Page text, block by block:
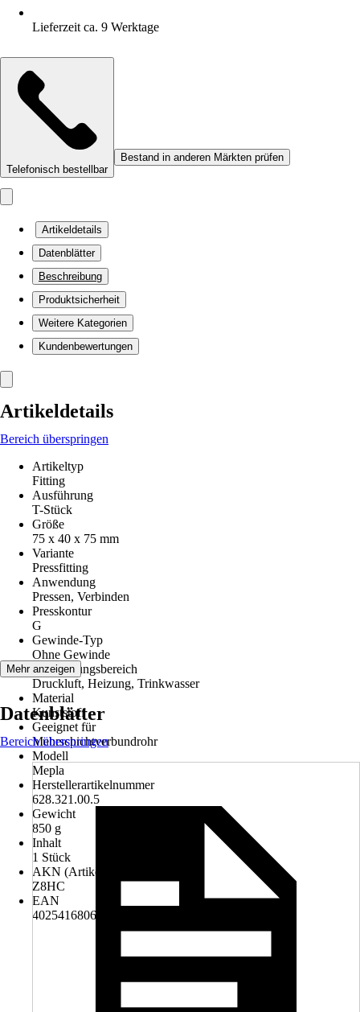
Lieferzeit ca. 9 Werktage
Telefonisch bestellbar
Bestand in anderen Märkten prüfen
Artikeldetails
Datenblätter
Beschreibung
Produktsicherheit
Weitere Kategorien
Kundenbewertungen
Artikeldetails
Bereich überspringen
Artikeltyp
Fitting
Ausführung
T-Stück
Größe
75 x 40 x 75 mm
Variante
Pressfitting
Anwendung
Pressen, Verbinden
Presskontur
G
Gewinde-Typ
Ohne Gewinde
Anwendungsbereich
Druckluft, Heizung, Trinkwasser
Material
Kunststoff
Geeignet für
Mehrschichtverbundrohr
Modell
Mepla
Herstellerartikelnummer
628.321.00.5
Gewicht
850 g
Inhalt
1 Stück
AKN (Artikelkurznummer)
Z8HC
EAN
4025416806912
Mehr anzeigen
Datenblätter
Bereich überspringen